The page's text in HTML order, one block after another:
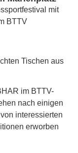
mit
BTTV
Tischen aus
im BTTV-
nach einigen
interessierten
erworben